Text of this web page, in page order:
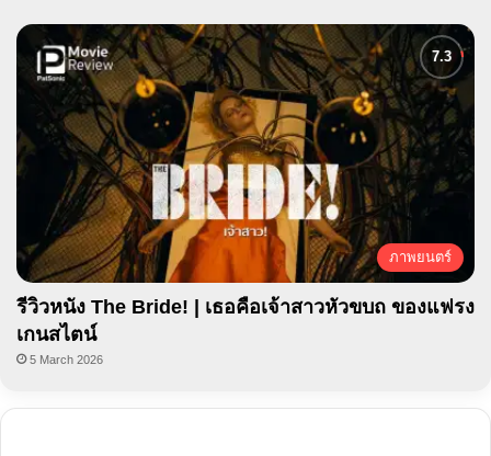
ภาพยนตร์
รีวิวหนัง The Bride! | เธอคือเจ้าสาวหัวขบถ ของแฟรง
เกนสไตน์
5 March 2026